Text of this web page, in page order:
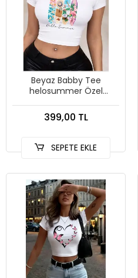
Beyaz Babby Tee
helosummer Özel
399,00 TL
SEPETE EKLE